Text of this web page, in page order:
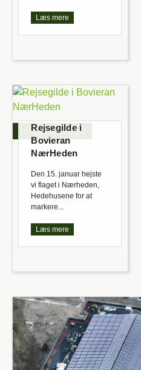
Læs mere
16. januar 2020
Rejsegilde i
Bovieran
NærHeden
Den 15. januar hejste
vi flaget i Nærheden,
Hedehusene for at
markere...
Læs mere